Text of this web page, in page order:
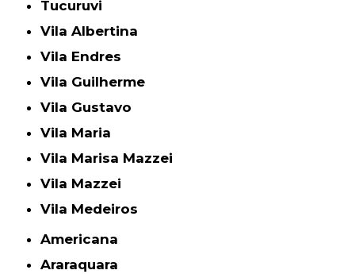
Tucuruvi
Vila Albertina
Vila Endres
Vila Guilherme
Vila Gustavo
Vila Maria
Vila Marisa Mazzei
Vila Mazzei
Vila Medeiros
Americana
Araraquara